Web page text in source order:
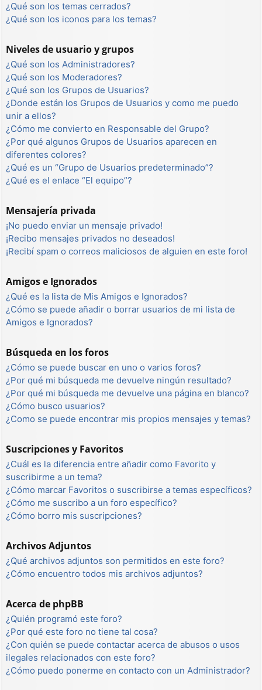
¿Qué son los temas cerrados?
¿Qué son los iconos para los temas?
Niveles de usuario y grupos
¿Qué son los Administradores?
¿Qué son los Moderadores?
¿Qué son los Grupos de Usuarios?
¿Donde están los Grupos de Usuarios y como me puedo
unir a ellos?
¿Cómo me convierto en Responsable del Grupo?
¿Por qué algunos Grupos de Usuarios aparecen en
diferentes colores?
¿Qué es un “Grupo de Usuarios predeterminado”?
¿Qué es el enlace “El equipo”?
Mensajería privada
¡No puedo enviar un mensaje privado!
¡Recibo mensajes privados no deseados!
¡Recibí spam o correos maliciosos de alguien en este foro!
Amigos e Ignorados
¿Qué es la lista de Mis Amigos e Ignorados?
¿Cómo se puede añadir o borrar usuarios de mi lista de
Amigos e Ignorados?
Búsqueda en los foros
¿Cómo se puede buscar en uno o varios foros?
¿Por qué mi búsqueda me devuelve ningún resultado?
¿Por qué mi búsqueda me devuelve una página en blanco?
¿Cómo busco usuarios?
¿Como se puede encontrar mis propios mensajes y temas?
Suscripciones y Favoritos
¿Cuál es la diferencia entre añadir como Favorito y
suscribirme a un tema?
¿Cómo marcar Favoritos o suscribirse a temas específicos?
¿Cómo me suscribo a un foro específico?
¿Cómo borro mis suscripciones?
Archivos Adjuntos
¿Qué archivos adjuntos son permitidos en este foro?
¿Cómo encuentro todos mis archivos adjuntos?
Acerca de phpBB
¿Quién programó este foro?
¿Por qué este foro no tiene tal cosa?
¿Con quién se puede contactar acerca de abusos o usos
ilegales relacionados con este foro?
¿Cómo puedo ponerme en contacto con un Administrador?